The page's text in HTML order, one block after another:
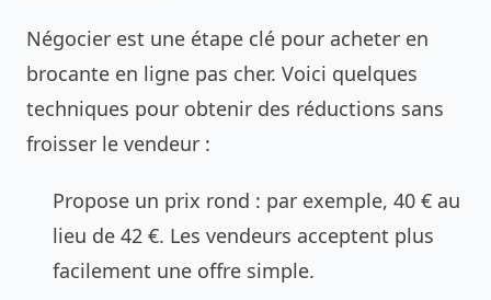
Négocier est une étape clé pour acheter en
brocante en ligne pas cher. Voici quelques
techniques pour obtenir des réductions sans
froisser le vendeur :
Propose un prix rond : par exemple, 40 € au
lieu de 42 €. Les vendeurs acceptent plus
facilement une offre simple.